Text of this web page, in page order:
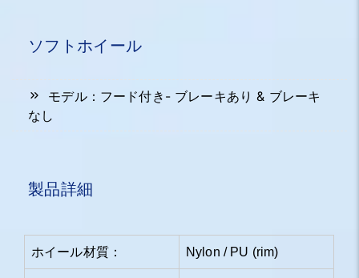
ソフトホイール
モデル：フード付き- ブレーキあり & ブレーキ
なし
製品詳細
ホイール材質： Nylon / PU (rim)